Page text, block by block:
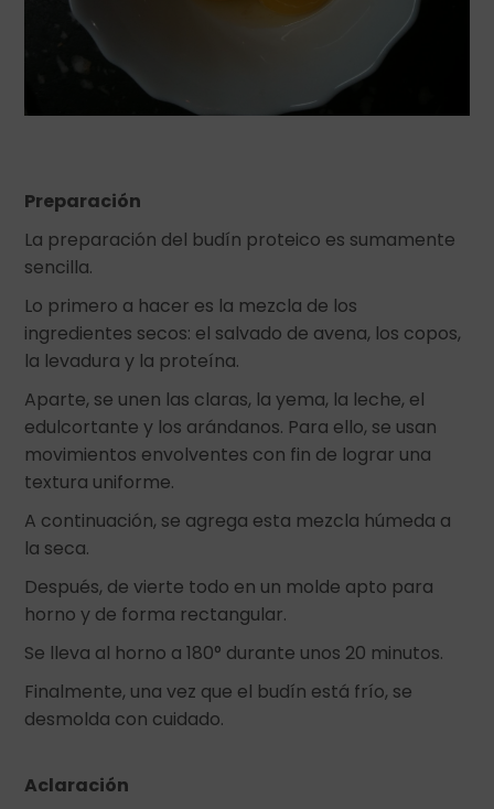
Preparación
La preparación del budín proteico es sumamente
sencilla.
Lo primero a hacer es la mezcla de los
ingredientes secos: el salvado de avena, los copos,
la levadura y la proteína.
Aparte, se unen las claras, la yema, la leche, el
edulcortante y los arándanos. Para ello, se usan
movimientos envolventes con fin de lograr una
textura uniforme.
A continuación, se agrega esta mezcla húmeda a
la seca.
Después, de vierte todo en un molde apto para
horno y de forma rectangular.
Se lleva al horno a 180° durante unos 20 minutos.
Finalmente, una vez que el budín está frío, se
desmolda con cuidado.
Aclaración